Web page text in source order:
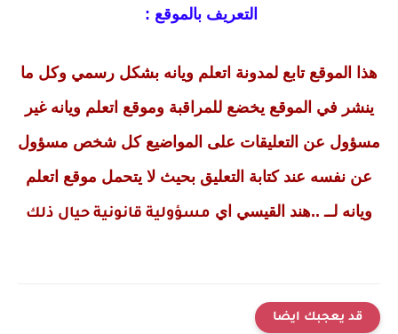
التعريف بالموقع :
هذا الموقع تابع لمدونة اتعلم ويانه بشكل رسمي وكل ما
ينشر في الموقع يخضع للمراقبة وموقع اتعلم ويانه غير
مسؤول عن التعليقات على المواضيع كل شخص مسؤول
عن نفسه عند كتابة التعليق بحيث لا يتحمل موقع اتعلم
ويانه لــ ..هند القيسي اي مسؤولية قانونية حيال ذلك
قد يعجبك ايضا